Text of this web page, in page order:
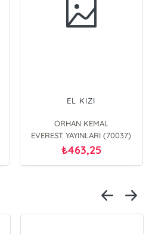
EL KIZI
ORHAN KEMAL
EVEREST YAYINLARI (70037)
₺463,25